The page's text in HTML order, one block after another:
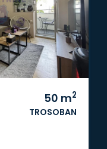
50 m2
TROSOBAN